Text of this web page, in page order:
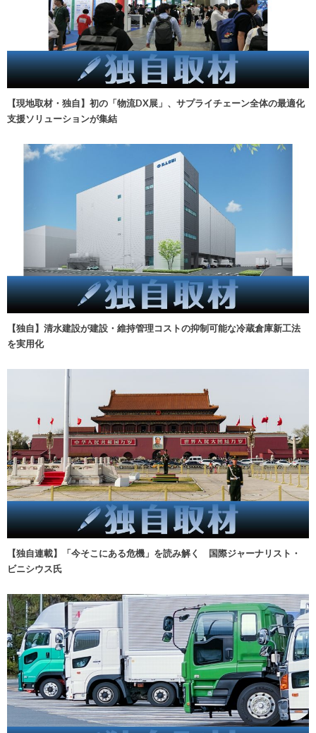
【現地取材・独自】初の「物流DX展」、サプライチェーン全体の最適化
支援ソリューションが集結
【独自】清水建設が建設・維持管理コストの抑制可能な冷蔵倉庫新工法
を実用化
【独自連載】「今そこにある危機」を読み解く 国際ジャーナリスト・
ビニシウス氏